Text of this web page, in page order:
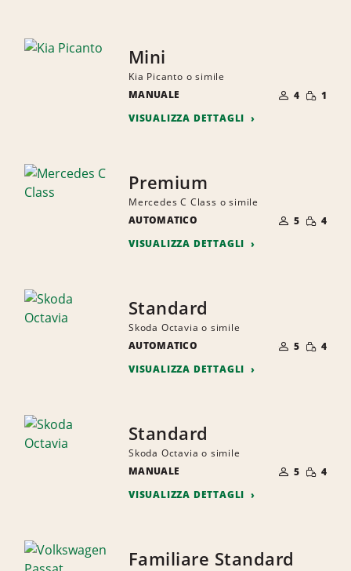
Mini
Kia Picanto o simile
MANUALE
DI
PERSONE
4 RIDOTTA
1
VISUALIZZA DETTAGLI
Premium
Mercedes C Class o simile
AUTOMATICO
DI
PERSONE
5 RIDOTTA
4
VISUALIZZA DETTAGLI
Standard
Skoda Octavia o simile
AUTOMATICO
DI
PERSONE
5 RIDOTTA
4
VISUALIZZA DETTAGLI
Standard
Skoda Octavia o simile
MANUALE
DI
PERSONE
5 RIDOTTA
4
VISUALIZZA DETTAGLI
Familiare Standard